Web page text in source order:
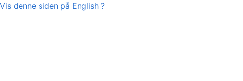
Vis denne siden på English ?